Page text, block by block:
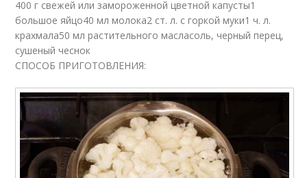
400 г свежей или замороженной цветной капусты1
большое яйцо40 мл молока2 ст. л. с горкой муки1 ч. л.
крахмала50 мл растительного масласоль, черный перец,
сушеный чеснок
СПОСОБ ПРИГОТОВЛЕНИЯ: